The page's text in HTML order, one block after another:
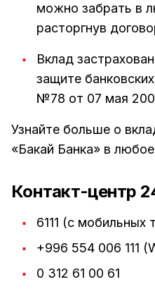
можно забрать в
расторгнув
Вклад
защите
№78 от 07 мая
Узнайте больше о
«Бакай Банка» в
Контакт-центр
6111 (с мобильных
+996 554 006 111
0 312 61 00 61